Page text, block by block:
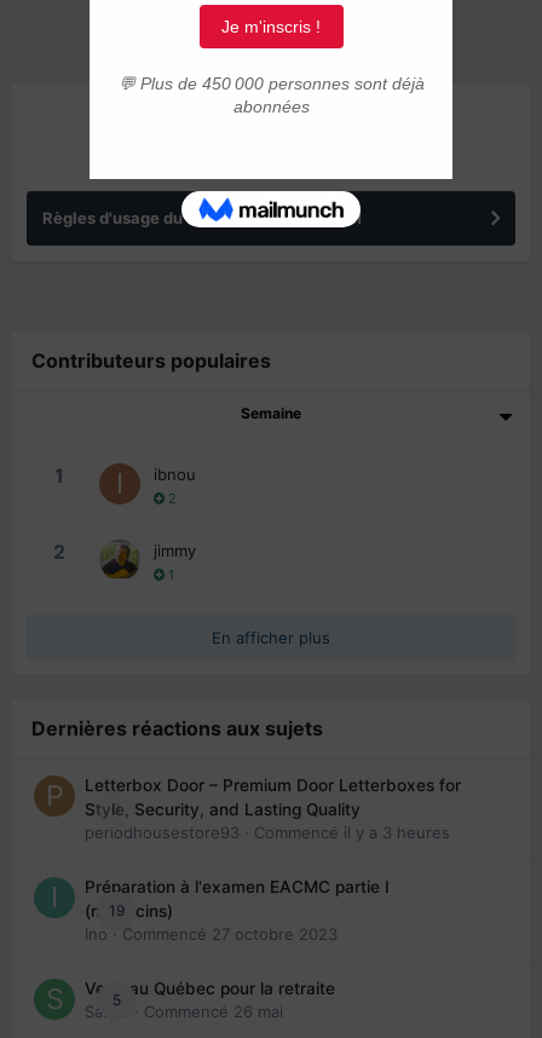
Règles d'usage du forum IMMIGRER.COM
Contributeurs populaires
Semaine
1 ibnou
2
2 jimmy
1
En afficher plus
Dernières réactions aux sujets
0
Letterbox Door – Premium Door Letterboxes for
Style, Security, and Lasting Quality
periodhousestore93 · Commencé il y a 3 heures
19
Préparation à l'examen EACMC partie I
(médecins)
Ino · Commencé 27 octobre 2023
5
Venir au Québec pour la retraite
Sab74
· Commencé 26 mai